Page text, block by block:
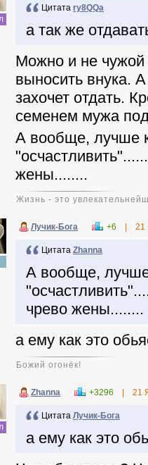
Цитата ry8QQa
а так же
Можно и не
выносить внука.
захочет отдать.
семенем мужа
А вообще, лучше
жены........
Жизнь - это
Лучик-Бога +6 21
Цитата Zhanna
А вообще, лучше
чрево жены........
а ему как это
Божий огонёк!
Zhanna +3296 21
Цитата Лучик-Бога
а ему как это